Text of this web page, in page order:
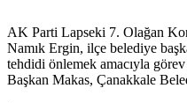
AK Parti Lapseki 7. Olağan
Namık Ergin, ilçe belediye
tehdidi önlemek amacıyla görev
Başkan Makas, Çanakkale